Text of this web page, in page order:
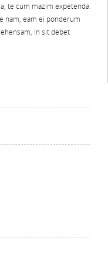
te cum mazim expetenda.
nam, eam ei ponderum
in sit debet